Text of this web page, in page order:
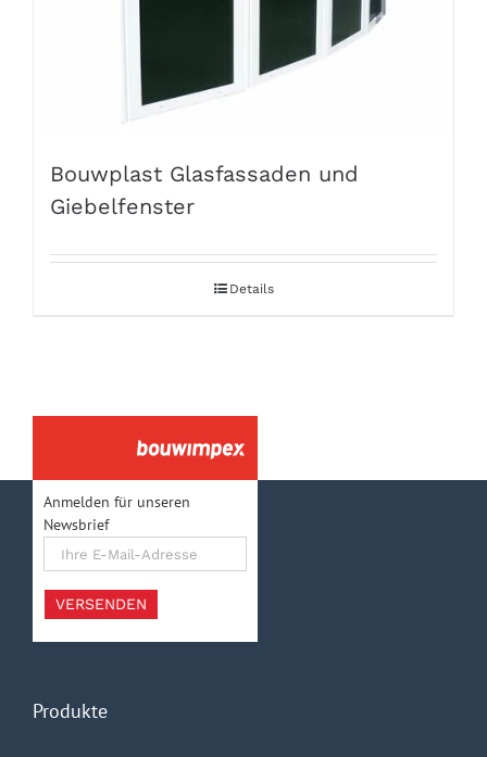
Bouwplast Glasfassaden und
Giebelfenster
Details
Anmelden für unseren
Newsbrief
Adresse
VERSENDEN
Produkte